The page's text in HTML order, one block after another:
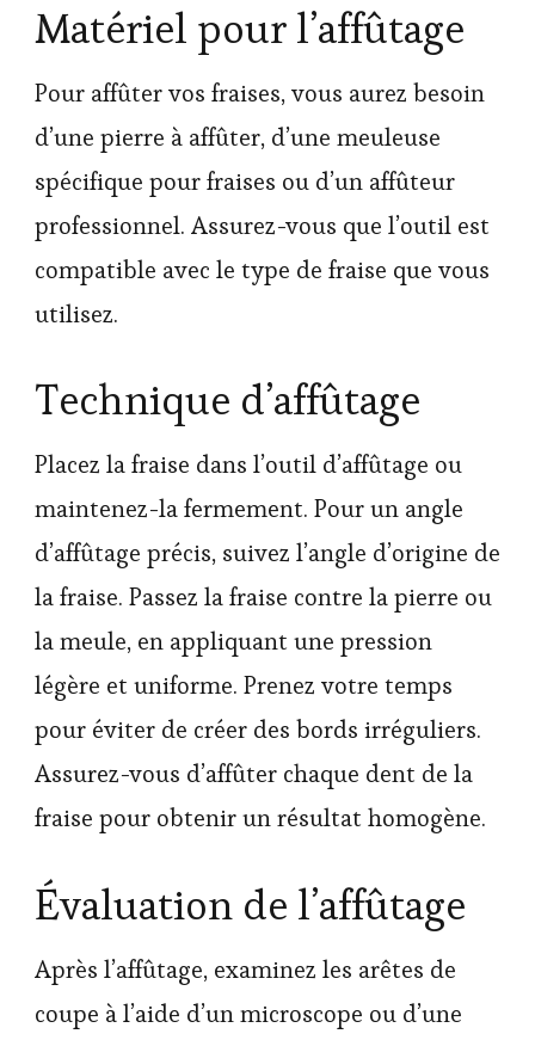
Matériel pour l’affûtage
Pour affûter vos fraises, vous aurez besoin
d’une pierre à affûter, d’une meuleuse
spécifique pour fraises ou d’un affûteur
professionnel. Assurez-vous que l’outil est
compatible avec le type de fraise que vous
utilisez.
Technique d’affûtage
Placez la fraise dans l’outil d’affûtage ou
maintenez-la fermement. Pour un angle
d’affûtage précis, suivez l’angle d’origine de
la fraise. Passez la fraise contre la pierre ou
la meule, en appliquant une pression
légère et uniforme. Prenez votre temps
pour éviter de créer des bords irréguliers.
Assurez-vous d’affûter chaque dent de la
fraise pour obtenir un résultat homogène.
Évaluation de l’affûtage
Après l’affûtage, examinez les arêtes de
coupe à l’aide d’un microscope ou d’une